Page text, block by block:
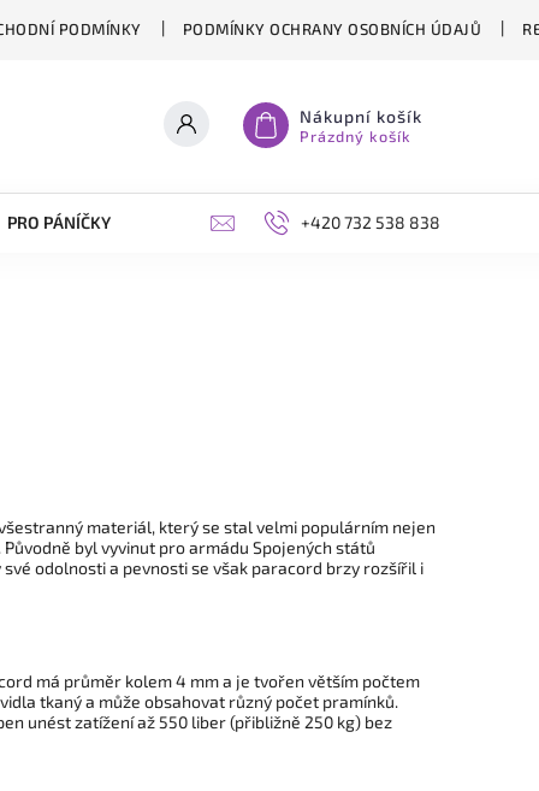
PODMÍNKY PODMÍNKY OCHRANY OSOBNÍCH ÚDAJŮ
Nákupní košík
Prázdný košík
PRO PÁNÍČKY OPLÁŠTĚNÍ PERGOL NA MÍRU
+420 732 538 838
materiál, který se stal velmi populárním nejen
byl vyvinut pro armádu Spojených států
odolnosti a pevnosti se však paracord brzy rozšířil i
má průměr kolem 4 mm a je tvořen větším počtem
tkaný a může obsahovat různý počet pramínků.
unést zatížení až 550 liber (přibližně 250 kg) bez